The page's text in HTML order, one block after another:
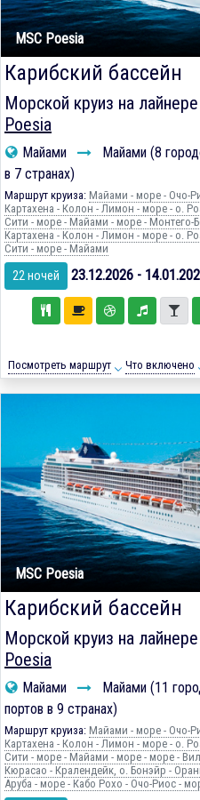
MSC Poesia
Карибский бассейн
Морской круиз на лайнере
Poesia
Майами
Майами (8
в 7 странах)
Маршрут круиза: Майами - море - Очо-
Картахена - Колон - Лимон - море - о.
Сити - море - Майами - море - Монтего-
Картахена - Колон - Лимон - море - о.
Сити - море - Майами
22 ночей 23.12.2026 -
Посмотреть маршрут Что включено
MSC Poesia
Карибский бассейн
Морской круиз на лайнере
Poesia
Майами
Майами (11
портов в 9 странах)
Маршрут круиза: Майами - море - Очо-
Картахена - Колон - Лимон - море - о.
Сити - море - Майами - море - море -
Кюрасао - Кралендейк, о. Бонэйр -
Аруба - море - Кабо Рохо - Очо-Риос -